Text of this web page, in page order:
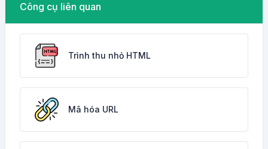
Công cụ liên quan
Trình thu nhỏ HTML
Mã hóa URL